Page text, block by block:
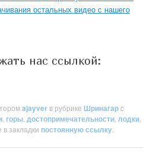
остальных видео с нашего
нас ссылкой:
ajayver в рубрикеШринагарс
горы достопримечательности лодки
в закладки постоянную ссылку